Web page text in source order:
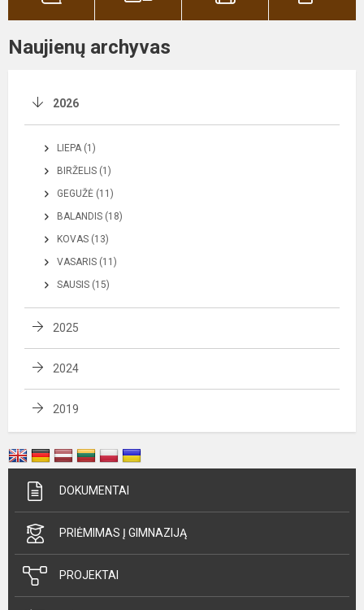
Naujienų archyvas
2026
LIEPA (1)
BIRŽELIS (1)
GEGUŽĖ (11)
BALANDIS (18)
KOVAS (13)
VASARIS (11)
SAUSIS (15)
2025
2024
2019
DOKUMENTAI
PRIĖMIMAS Į GIMNAZIJĄ
PROJEKTAI